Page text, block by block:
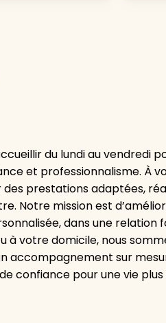
du lundi au vendredi
et professionnalisme. À
prestations adaptées,
Notre mission est
dans une relation
à votre domicile, nous
accompagnement sur
confiance pour une vie